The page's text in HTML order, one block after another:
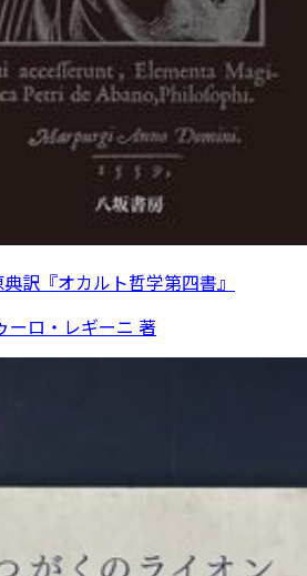
訳『オカルト哲学第四書』
ーロ・レギーニ 著